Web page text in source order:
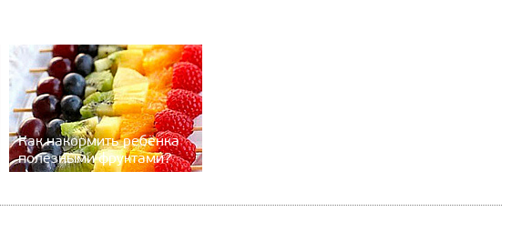
Как накормить ребёнка
полезными фруктами?